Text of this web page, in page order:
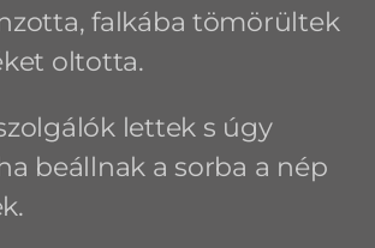
falkába tömörültek
oltotta.
lettek s úgy
beállnak a sorba a nép